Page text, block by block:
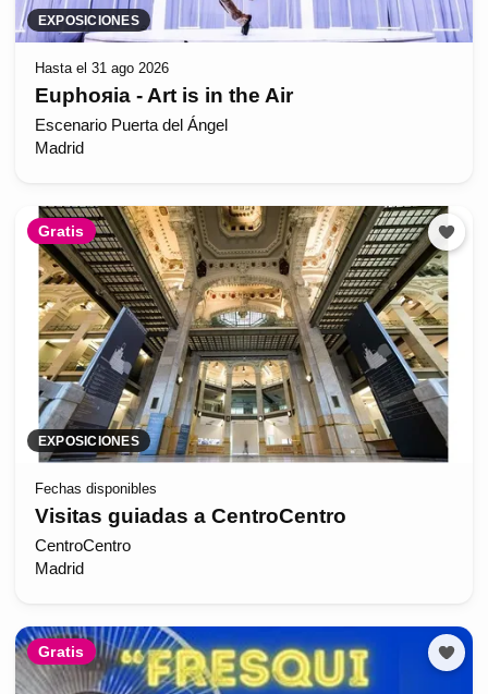
EXPOSICIONES
Hasta el 31 ago 2026
Euphoяia - Art is in the Air
Escenario Puerta del Ángel
Madrid
Gratis
EXPOSICIONES
Fechas disponibles
Visitas guiadas a CentroCentro
CentroCentro
Madrid
Gratis